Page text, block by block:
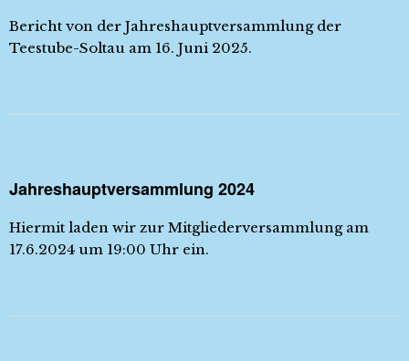
Bericht von der Jahreshauptversammlung der
Teestube-Soltau am 16. Juni 2025.
Jahreshauptversammlung 2024
Hiermit laden wir zur Mitgliederversammlung am
17.6.2024 um 19:00 Uhr ein.